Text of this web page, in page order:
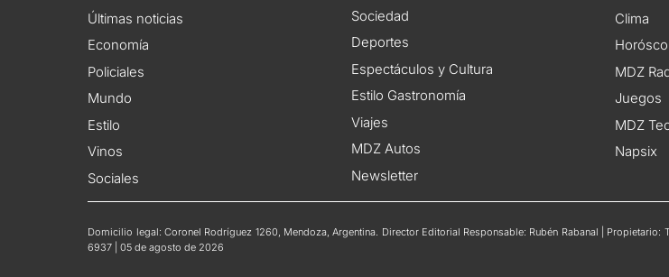
Últimas noticias
Economía
Policiales
Mundo
Estilo
Vinos
Sociales
Sociedad
Deportes
Espectáculos y Cultura
Estilo Gastronomía
Viajes
MDZ Autos
Newsletter
Clima
MDZ
Juegos
MDZ
Napsix
Domicilio legal: Coronel Rodríguez 1260, Mendoza, Argentina. Director Editorial Responsable: Rubén Rabanal | Propietario:
6937 | 05 de agosto de 2026